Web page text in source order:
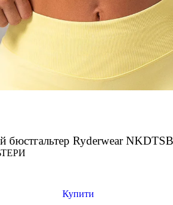
бюстгальтер Ryderwear
Купити